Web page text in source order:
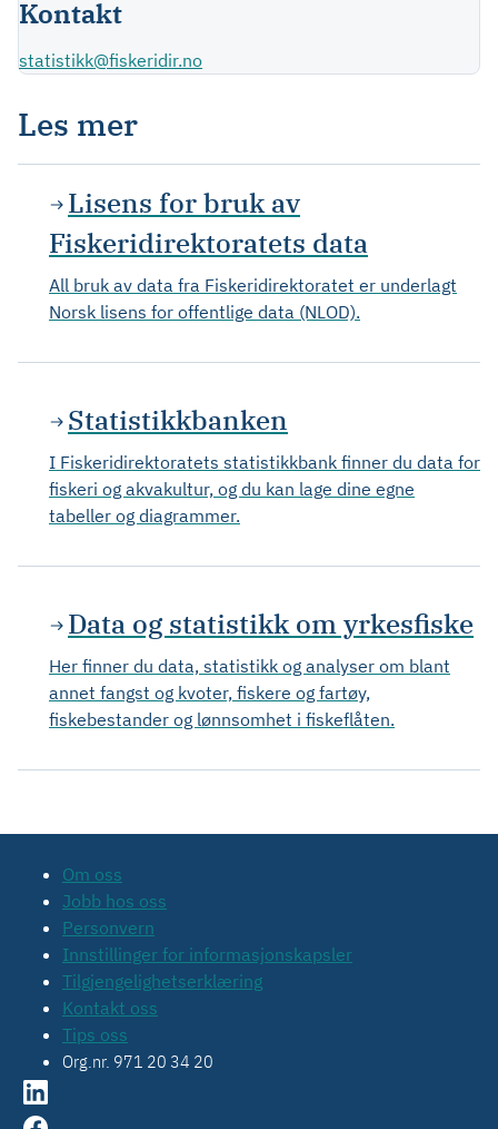
Kontakt
statistikk@fiskeridir.no
Les mer
Lisens for bruk av
Fiskeridirektoratets data
All bruk av data fra Fiskeridirektoratet er underlagt
Norsk lisens for offentlige data (NLOD).
Statistikkbanken
I Fiskeridirektoratets statistikkbank finner du data for
fiskeri og akvakultur, og du kan lage dine egne
tabeller og diagrammer.
Data og statistikk om yrkesfiske
Her finner du data, statistikk og analyser om blant
annet fangst og kvoter, fiskere og fartøy,
fiskebestander og lønnsomhet i fiskeflåten.
Om oss
Jobb hos oss
Personvern
Innstillinger for informasjonskapsler
Tilgjengelighetserklæring
Kontakt oss
Tips oss
Org.nr. 971 20 34 20